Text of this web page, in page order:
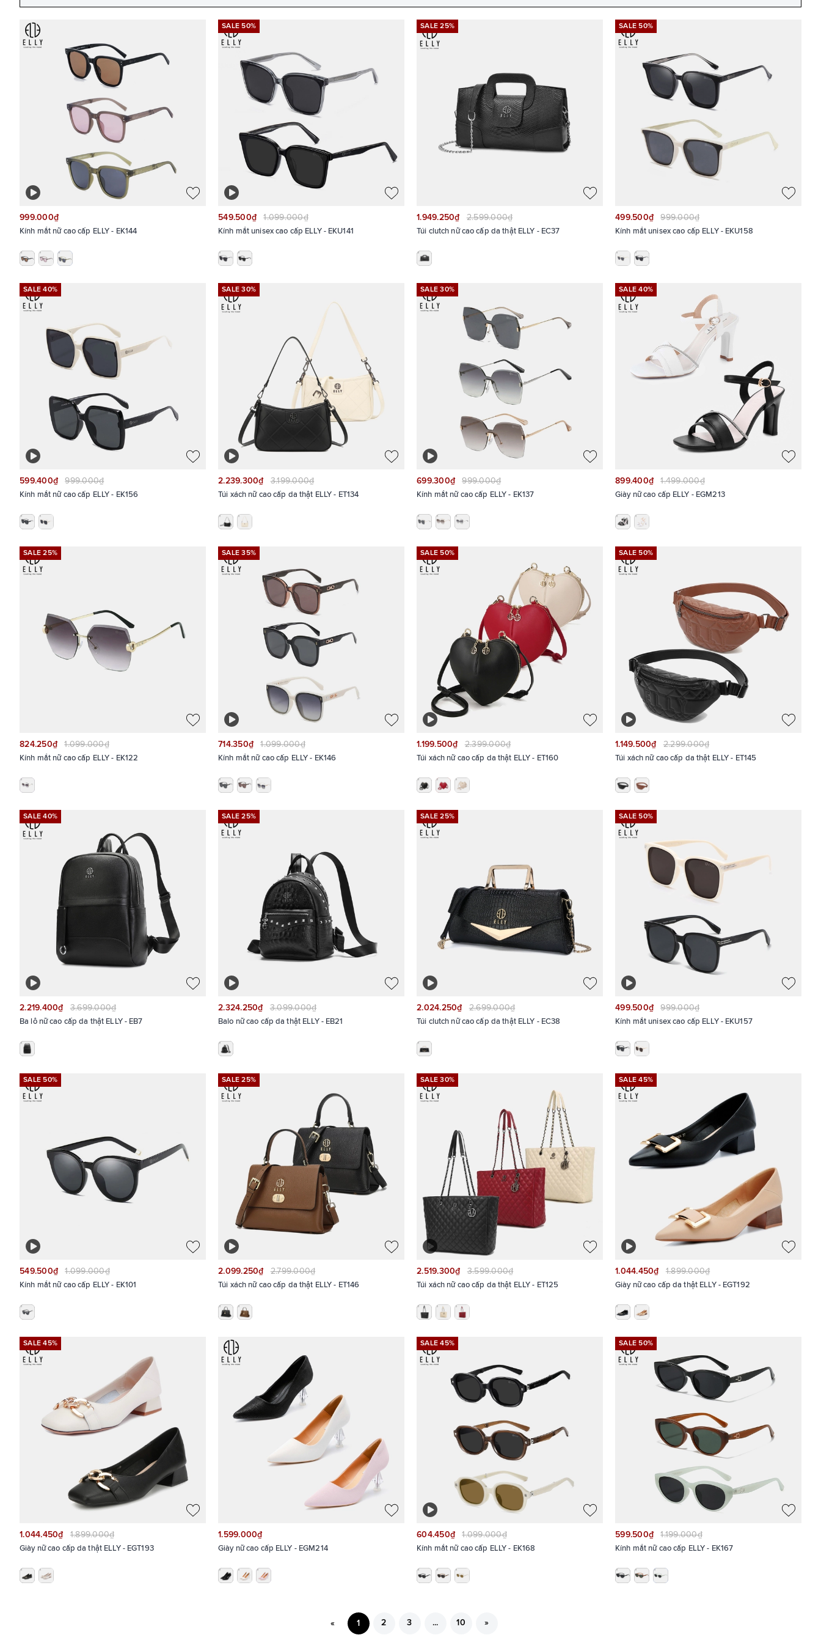
999.000₫
Kính mắt nữ cao cấp ELLY - EK144
SALE 50%
549.500₫ 1.099.000₫
Kính mắt unisex cao cấp ELLY - EKU141
SALE 25%
1.949.250₫ 2.599.000₫
Túi clutch nữ cao cấp da thật ELLY - EC37
SALE 50%
499.500₫ 999.000₫
Kính mắt unisex cao cấp ELLY - EKU158
SALE 40%
599.400₫ 999.000₫
Kính mắt nữ cao cấp ELLY - EK156
SALE 30%
2.239.300₫ 3.199.000₫
Túi xách nữ cao cấp da thật ELLY - ET134
SALE 30%
699.300₫ 999.000₫
Kính mắt nữ cao cấp ELLY - EK137
SALE 40%
899.400₫ 1.499.000₫
Giày nữ cao cấp ELLY - EGM213
SALE 25%
824.250₫ 1.099.000₫
Kính mắt nữ cao cấp ELLY - EK122
SALE 35%
714.350₫ 1.099.000₫
Kính mắt nữ cao cấp ELLY - EK146
SALE 50%
1.199.500₫ 2.399.000₫
Túi xách nữ cao cấp da thật ELLY - ET160
SALE 50%
1.149.500₫ 2.299.000₫
Túi xách nữ cao cấp da thật ELLY - ET145
SALE 40%
2.219.400₫ 3.699.000₫
Ba lô nữ cao cấp da thật ELLY - EB7
SALE 25%
2.324.250₫ 3.099.000₫
Balo nữ cao cấp da thật ELLY - EB21
SALE 25%
2.024.250₫ 2.699.000₫
Túi clutch nữ cao cấp da thật ELLY - EC38
SALE 50%
499.500₫ 999.000₫
Kính mắt unisex cao cấp ELLY - EKU157
SALE 50%
549.500₫ 1.099.000₫
Kính mắt nữ cao cấp ELLY - EK101
SALE 25%
2.099.250₫ 2.799.000₫
Túi xách nữ cao cấp da thật ELLY - ET146
SALE 30%
2.519.300₫ 3.599.000₫
Túi xách nữ cao cấp da thật ELLY - ET125
SALE 45%
1.044.450₫ 1.899.000₫
Giày nữ cao cấp da thật ELLY - EGT192
SALE 45%
1.044.450₫ 1.899.000₫
Giày nữ cao cấp da thật ELLY - EGT193
1.599.000₫
Giày nữ cao cấp ELLY - EGM214
SALE 45%
604.450₫ 1.099.000₫
Kính mắt nữ cao cấp ELLY - EK168
SALE 50%
599.500₫ 1.199.000₫
Kính mắt nữ cao cấp ELLY - EK167
« 1 2 3 ... 10 »